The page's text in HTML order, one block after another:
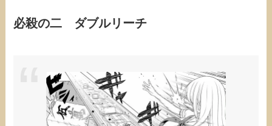
必殺の二 ダブルリーチ